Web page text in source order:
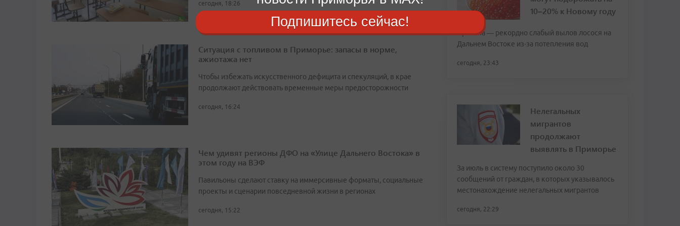
сегодня, 18:26
Ситуация с топливом в Приморье: запасы в норме,
ажиотажа нет
Чтобы избежать искусственного дефицита и спекуляций, в крае
продолжают действовать временные меры предосторожности
сегодня, 16:24
Чем удивят регионы ДФО на «Улице Дальнего Востока» в
этом году на ВЭФ
Павильоны сделают ставку на иммерсивные форматы, социальные
проекты и сценарии повседневной жизни в регионах
сегодня, 15:22
10–20% к Новому году
Причина — рекордно слабый вылов лосося на
Дальнем Востоке из-за потепления вод
сегодня, 23:43
Нелегальных
мигрантов
продолжают
выявлять в Приморье
За июль в систему поступило около 30
сообщений от граждан, в которых указывалось
местонахождение нелегальных мигрантов
сегодня, 22:29
Подпишитесь сейчас!